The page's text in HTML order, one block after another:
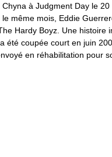
à Judgment Day le
même mois, Eddie
Hardy Boyz. Une histoire
été coupée court en juin
en réhabilitation pour